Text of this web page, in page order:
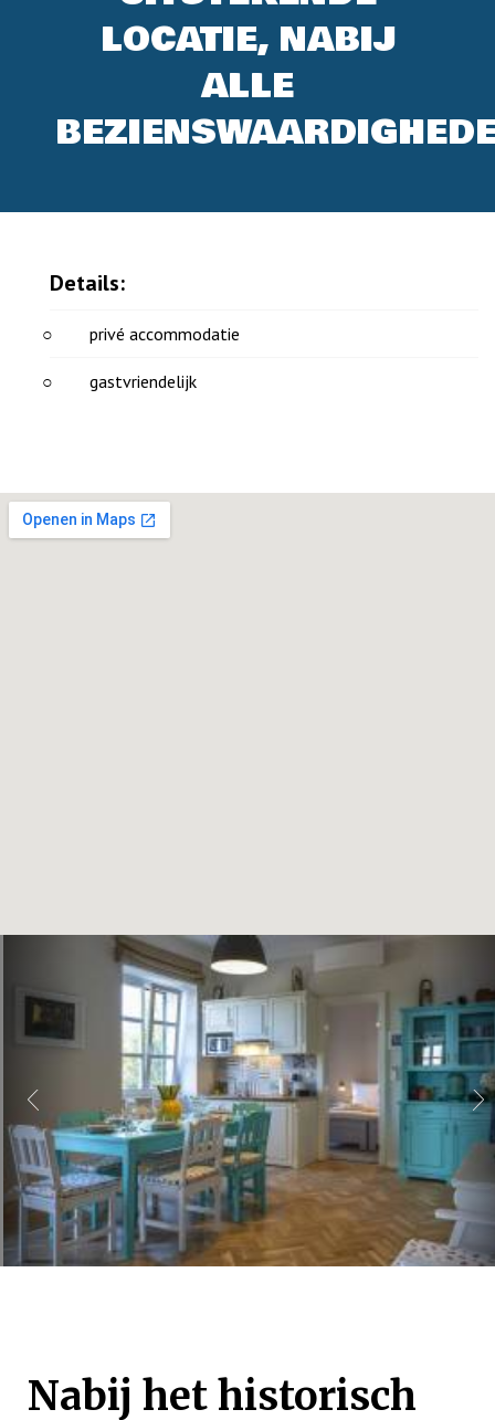
LOCATIE, NABIJ
ALLE
Details:
privé accommodatie
gastvriendelijk
Nabij het historisch